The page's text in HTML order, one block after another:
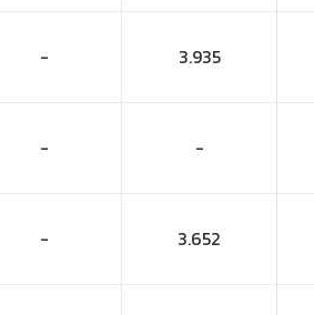
- 3.935
- -
- 3.652